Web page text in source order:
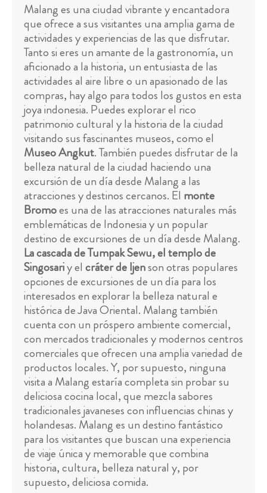
Malang es una ciudad vibrante y encantadora
que ofrece a sus visitantes una amplia gama de
actividades y experiencias de las que disfrutar.
Tanto si eres un amante de la gastronomía, un
aficionado a la historia, un entusiasta de las
actividades al aire libre o un apasionado de las
compras, hay algo para todos los gustos en esta
joya indonesia. Puedes explorar el rico
patrimonio cultural y la historia de la ciudad
visitando sus fascinantes museos, como el
Museo Angkut. También puedes disfrutar de la
belleza natural de la ciudad haciendo una
excursión de un día desde Malang a las
atracciones y destinos cercanos. El monte
Bromoes una de las atracciones naturales más
emblemáticas de Indonesia y un popular
destino de excursiones de un día desde Malang.
La cascada de Tumpak Sewu, el templo de
Singosariy el cráter de Ijenson otras populares
opciones de excursiones de un día para los
interesados en explorar la belleza natural e
histórica de Java Oriental. Malang también
cuenta con un próspero ambiente comercial,
con mercados tradicionales y modernos centros
comerciales que ofrecen una amplia variedad de
productos locales. Y, por supuesto, ninguna
visita a Malang estaría completa sin probar su
deliciosa cocina local, que mezcla sabores
tradicionales javaneses con influencias chinas y
holandesas. Malang es un destino fantástico
para los visitantes que buscan una experiencia
de viaje única y memorable que combina
historia, cultura, belleza natural y, por
supuesto, deliciosa comida.